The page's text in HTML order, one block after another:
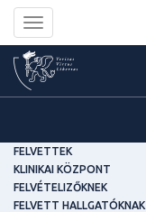
Toggle
navigation
FELVETTEK
KLINIKAI KÖZPONT
FELVÉTELIZŐKNEK
FELVETT HALLGATÓKNAK